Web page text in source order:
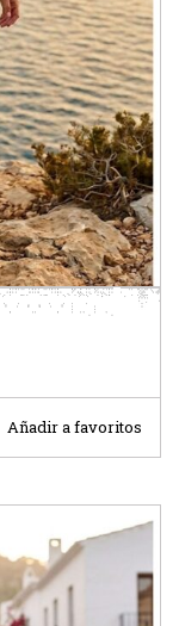
Añadir a favoritos